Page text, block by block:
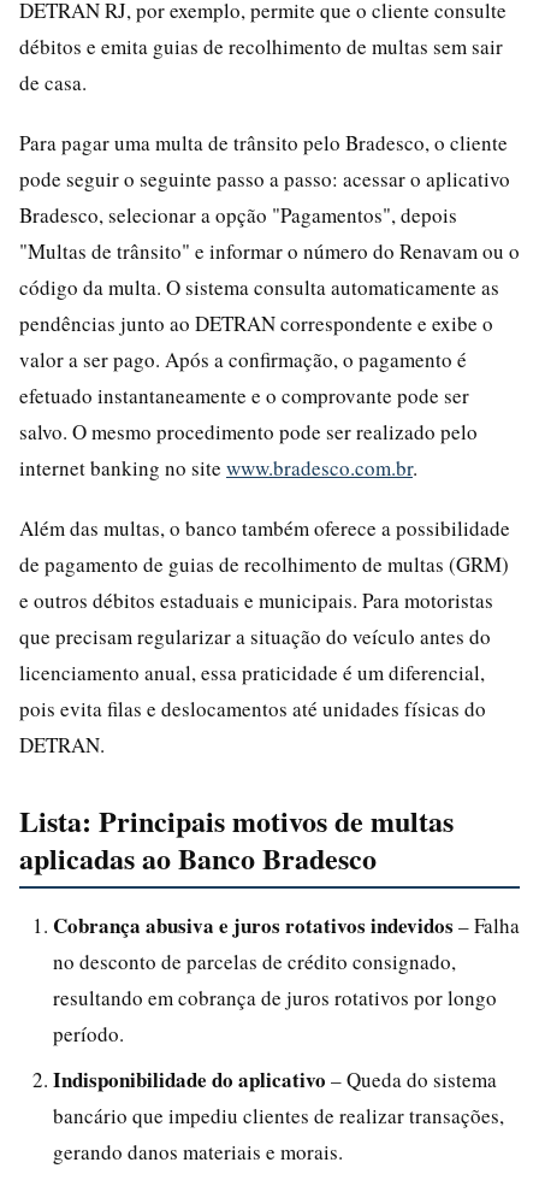
DETRAN RJ, por exemplo, permite que o cliente consulte
débitos e emita guias de recolhimento de multas sem sair
de casa.
Para pagar uma multa de trânsito pelo Bradesco, o cliente
pode seguir o seguinte passo a passo: acessar o aplicativo
Bradesco, selecionar a opção "Pagamentos", depois
"Multas de trânsito" e informar o número do Renavam ou o
código da multa. O sistema consulta automaticamente as
pendências junto ao DETRAN correspondente e exibe o
valor a ser pago. Após a confirmação, o pagamento é
efetuado instantaneamente e o comprovante pode ser
salvo. O mesmo procedimento pode ser realizado pelo
internet banking no site www.bradesco.com.br.
Além das multas, o banco também oferece a possibilidade
de pagamento de guias de recolhimento de multas (GRM)
e outros débitos estaduais e municipais. Para motoristas
que precisam regularizar a situação do veículo antes do
licenciamento anual, essa praticidade é um diferencial,
pois evita filas e deslocamentos até unidades físicas do
DETRAN.
Lista: Principais motivos de multas
aplicadas ao Banco Bradesco
Cobrança abusiva e juros rotativos indevidos – Falha
no desconto de parcelas de crédito consignado,
resultando em cobrança de juros rotativos por longo
período.
Indisponibilidade do aplicativo – Queda do sistema
bancário que impediu clientes de realizar transações,
gerando danos materiais e morais.